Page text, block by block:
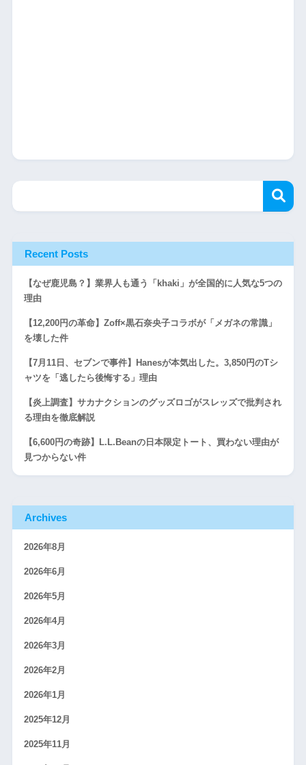
Recent Posts
【なぜ鹿児島？】業界人も通う「khaki」が全国的に人気な5つの
理由
【12,200円の革命】Zoff×黒石奈央子コラボが「メガネの常識」
を壊した件
【7月11日、セブンで事件】Hanesが本気出した。3,850円のTシ
ャツを「逃したら後悔する」理由
【炎上調査】サカナクションのグッズロゴがスレッズで批判され
る理由を徹底解説
【6,600円の奇跡】L.L.Beanの日本限定トート、買わない理由が
見つからない件
Archives
2026年8月
2026年6月
2026年5月
2026年4月
2026年3月
2026年2月
2026年1月
2025年12月
2025年11月